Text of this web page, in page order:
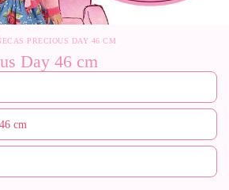
PRECIOUS DAY 46 CM
Day 46 cm